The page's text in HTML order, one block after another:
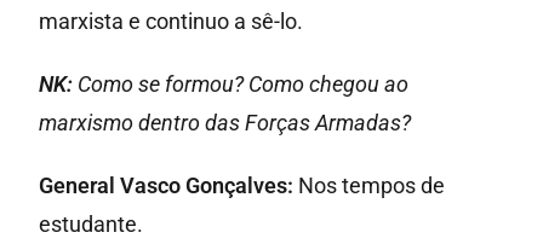
marxista e continuo a sê-lo.
NK: Como se formou? Como chegou ao
marxismo dentro das Forças Armadas?
General Vasco Gonçalves: Nos tempos de
estudante.